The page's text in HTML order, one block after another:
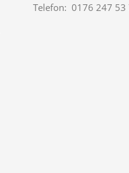
Telefon: 0176 247 53